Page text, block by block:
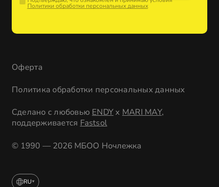
Политики обработки персональных данных
© 1990 — 2026 МБОО Ночлежка
Оферта
Политика обработки персональных данных
Сделано с любовью ENDYx MARI MAY,
поддерживается Fastsol
RU